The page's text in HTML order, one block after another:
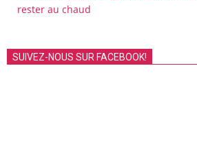
rester au chaud
SUIVEZ-NOUS SUR FACEBOOK!